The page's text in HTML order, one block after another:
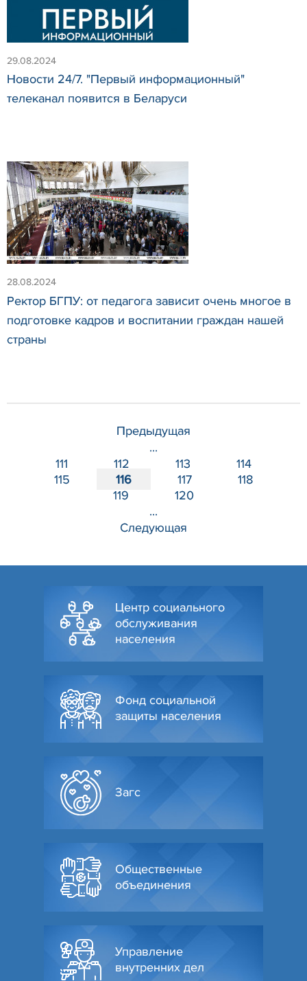
29.08.2024
Новости 24/7. "Первый информационный"
телеканал появится в Беларуси
28.08.2024
Ректор БГПУ: от педагога зависит очень многое в
подготовке кадров и воспитании граждан нашей
страны
Предыдущая
...
111
112 113
114
115
116 117
118
119
120
...
Следующая
Центр социального
обслуживания
населения
Фонд социальной
защиты населения
Загс
Общественные
объединения
Управление
внутренних дел